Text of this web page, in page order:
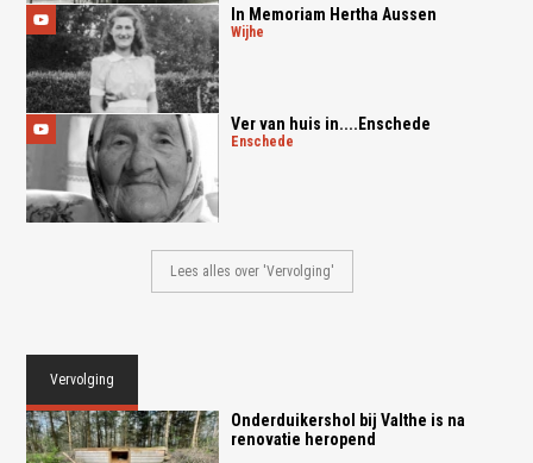
In Memoriam Hertha Aussen
wijhe
Ver van huis in....Enschede
enschede
Lees alles over 'Vervolging'
Vervolging
Onderduikershol bij Valthe is na
renovatie heropend